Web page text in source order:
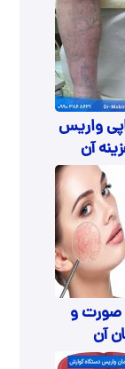
واریس
آن
و
آن